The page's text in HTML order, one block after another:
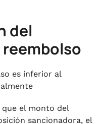
del
es inferior al
que el monto del
sancionadora, el